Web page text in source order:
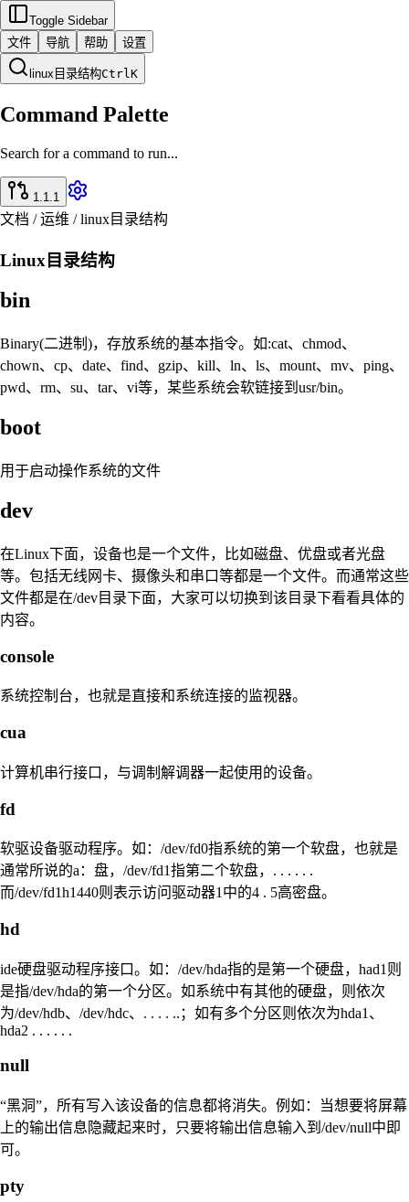
Toggle Sidebar
文件
导航 帮助 设置
linux目录结构CtrlK
Command Palette
Search for a command to run...
1.1.1
文档 / 运维 / linux目录结构
Linux目录结构
bin
Binary(二进制)，存放系统的基本指令。如:cat、chmod、
chown、cp、date、find、gzip、kill、ln、ls、mount、mv、ping、
pwd、rm、su、tar、vi等，某些系统会软链接到usr/bin。
boot
用于启动操作系统的文件
dev
在Linux下面，设备也是一个文件，比如磁盘、优盘或者光盘
等。包括无线网卡、摄像头和串口等都是一个文件。而通常这些
文件都是在/dev目录下面，大家可以切换到该目录下看看具体的
内容。
console
系统控制台，也就是直接和系统连接的监视器。
cua
计算机串行接口，与调制解调器一起使用的设备。
fd
软驱设备驱动程序。如：/dev/fd0指系统的第一个软盘，也就是
通常所说的a：盘，/dev/fd1指第二个软盘，. . . . . .
而/dev/fd1h1440则表示访问驱动器1中的4 . 5高密盘。
hd
ide硬盘驱动程序接口。如：/dev/hda指的是第一个硬盘，had1则
是指/dev/hda的第一个分区。如系统中有其他的硬盘，则依次
为/dev/hdb、/dev/hdc、. . . . ..；如有多个分区则依次为hda1、
hda2 . . . . . .
null
“黑洞”，所有写入该设备的信息都将消失。例如：当想要将屏幕
上的输出信息隐藏起来时，只要将输出信息输入到/dev/null中即
可。
pty